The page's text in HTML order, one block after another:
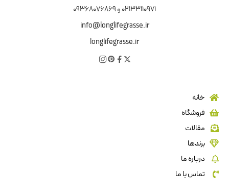
02133110971 و 09368076869
info@longlifegrasse.ir
longlifegrasse.ir
خانه
فروشگاه
مقالات
برندها
درباره ما
تماس با ما